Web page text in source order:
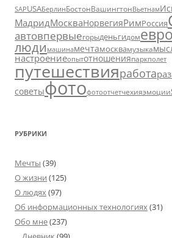
SAPUSAБерлинБостонВашингтонВьетнам
МадридМоскваНорвегияРимРоссия
автовпервыегорыденьгидом
люди машинамечтамосквамузыка
настроениеопытотношенияпаркполет
путешествияработа
советыфотофотоотчетчехияэмоции
РУБРИКИ
Мечты (39)
О жизни (125)
О людях(97)
Об информационных технологиях(31)
Обо мне(237)